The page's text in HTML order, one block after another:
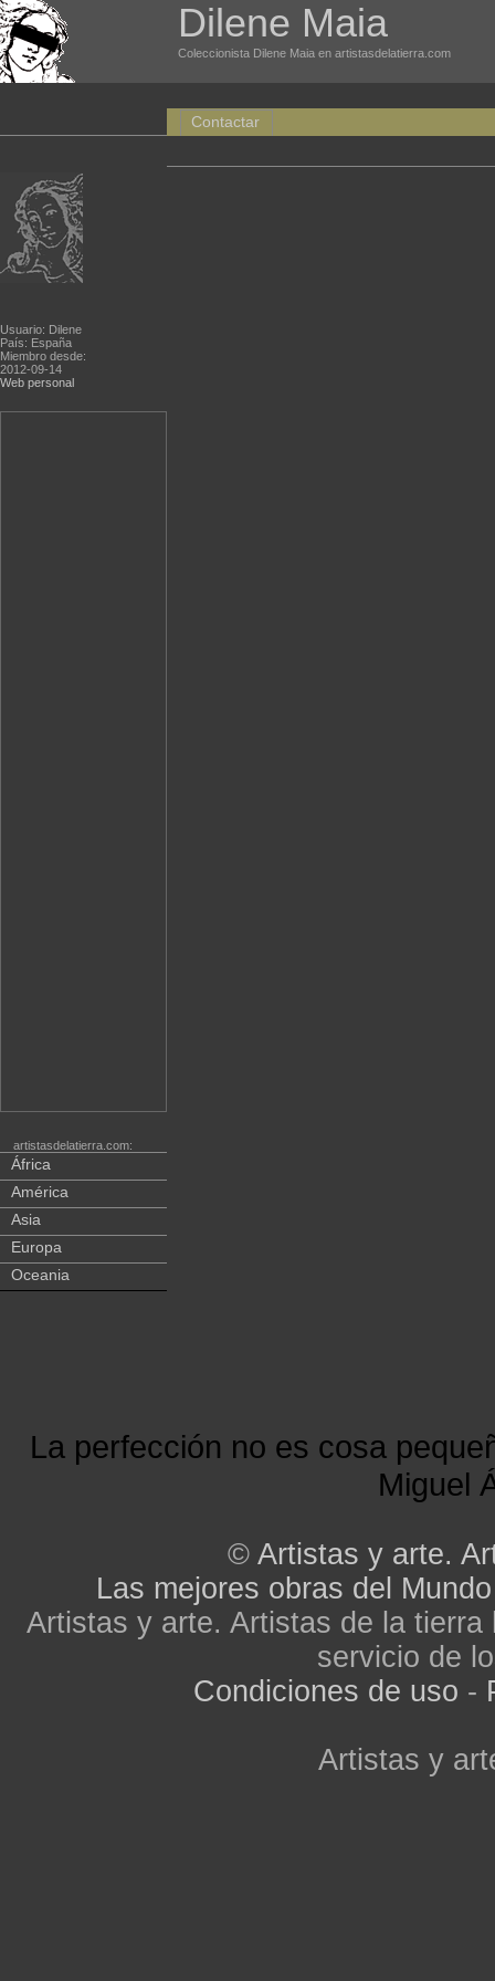
Dilene Maia
Coleccionista Dilene Maia en artistasdelatierra.com
Usuario: Dilene
País: España
Miembro desde:
2012-09-14
Web personal
artistasdelatierra.com:
África
América
Asia
Europa
Oceania
Contactar
La perfección no es cosa
Miguel
© Artistas y arte.
Las mejores obras del Mundo
Artistas y arte. Artistas de la
servicio de
Condiciones de uso -
Artistas y